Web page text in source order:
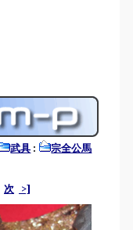
武具 :
宗全公馬
次 >]